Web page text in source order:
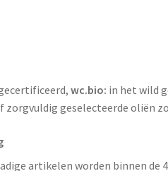
wc.bio: in het wild
zorgvuldig geselecteerde oliën
artikelen worden binnen de